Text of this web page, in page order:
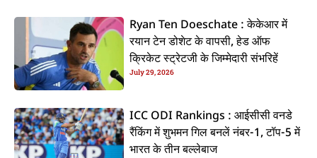
Ryan Ten Doeschate : केकेआर में
रयान टेन डोशेट के वापसी, हेड ऑफ
क्रिकेट स्ट्रेटजी के जिम्मेदारी संभरिहें
July 29, 2026
ICC ODI Rankings : आईसीसी वनडे
रैंकिंग में शुभमन गिल बनलें नंबर-1, टॉप-5 में
भारत के तीन बल्लेबाज